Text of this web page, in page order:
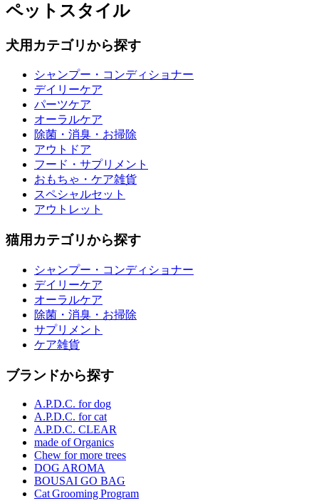
ペットスタイル
犬用カテゴリから探す
シャンプー・コンディショナー
デイリーケア
パーツケア
オーラルケア
除菌・消臭・お掃除
アウトドア
フード・サプリメント
おもちゃ・ケア雑貨
スペシャルセット
アウトレット
猫用カテゴリから探す
シャンプー・コンディショナー
デイリーケア
オーラルケア
除菌・消臭・お掃除
サプリメント
ケア雑貨
ブランドから探す
A.P.D.C. for dog
A.P.D.C. for cat
A.P.D.C. CLEAR
made of Organics
Chew for more trees
DOG AROMA
BOUSAI GO BAG
Cat Grooming Program